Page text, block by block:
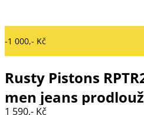
-1 000,- Kč
Rusty Pistons
men jeans
1 590,- Kč